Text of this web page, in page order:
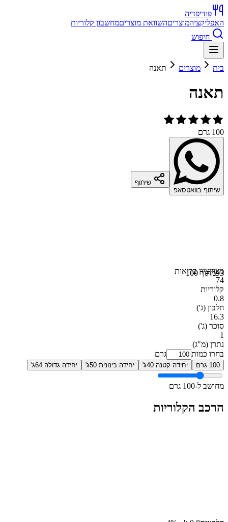
פודיפדיה
האפליקציהמוצריםהשוואת מוצריםמחשבון קלוריות
חיפוש
בית מוצרים תאנה
תאנה
100 גרם
שיתוף בוואטסאפ
שיתוף
93מתוך 100מצויןציון בריאות
74
קלוריות
0.8
חלבון (ג')
16.3
סוכר (ג')
1
נתרן (מ"ג)
בחרו כמות
גרם
100 גרם יחידה קטנה 40ג' יחידה בינונית 50ג' יחידה גדולה 64ג'
מחושב ל-100 גרם
הרכב הקלוריות